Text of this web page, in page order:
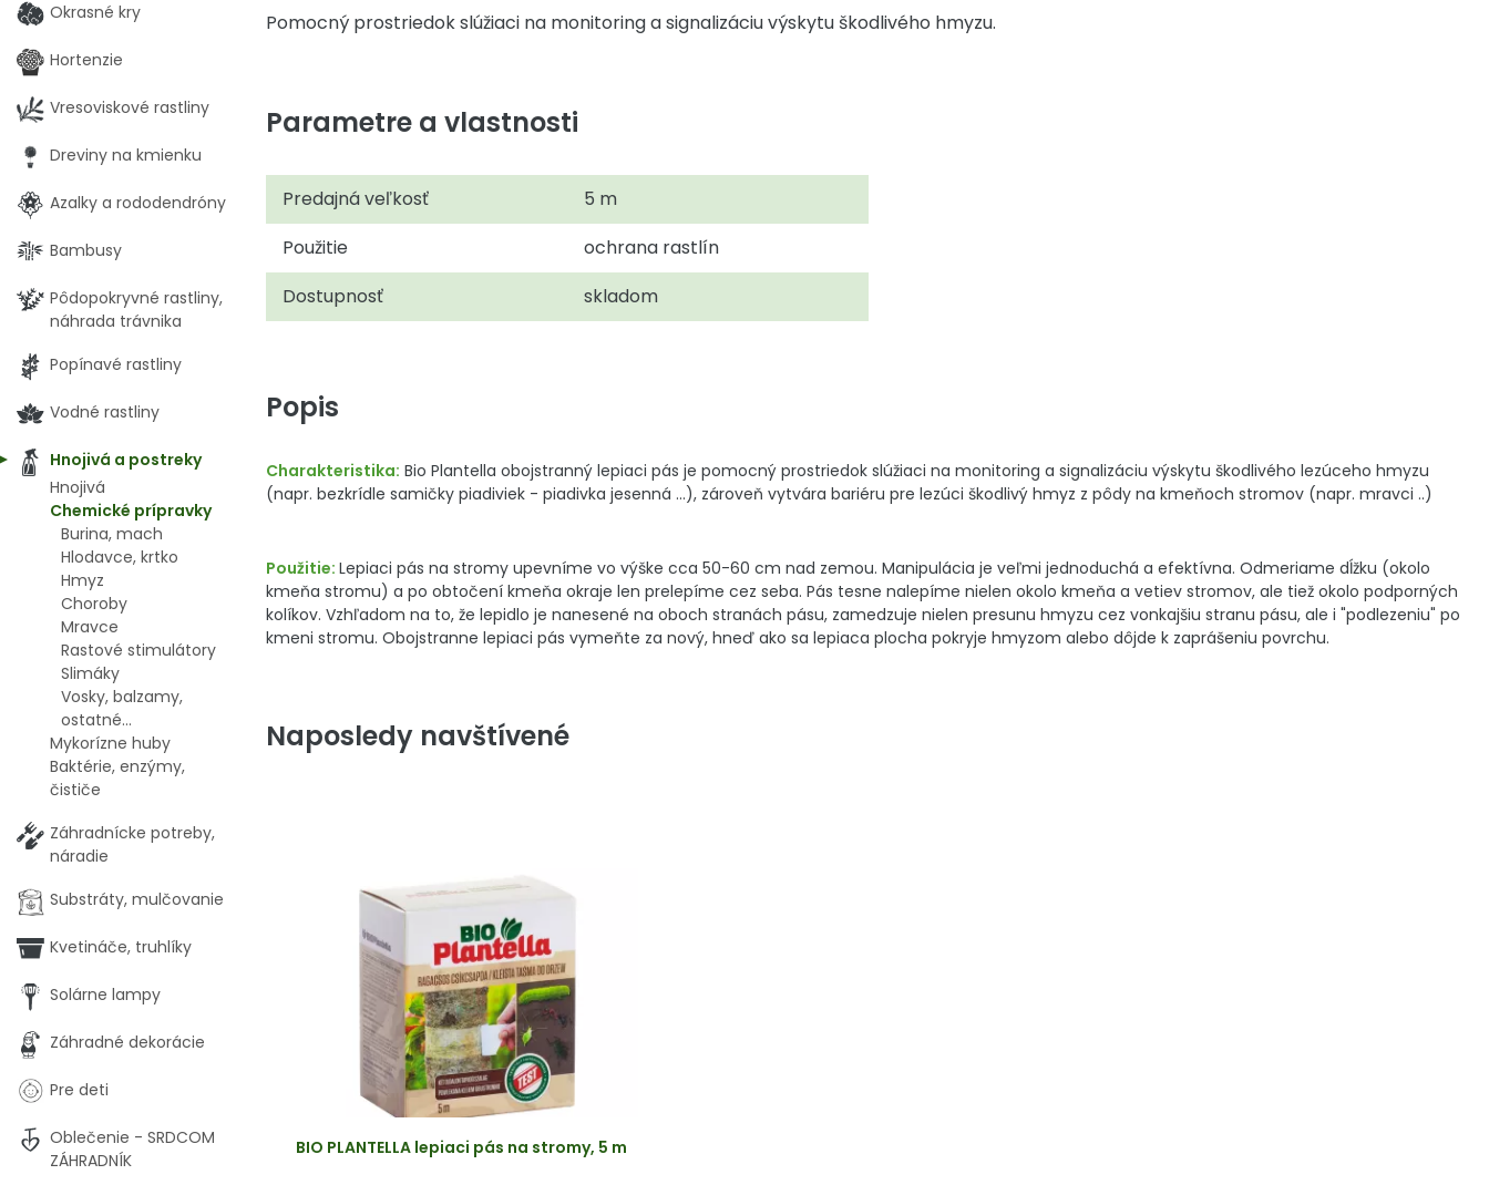
Pomocný prostriedok slúžiaci na monitoring a signalizáciu výskytu škodlivého hmyzu.
Parametre a vlastnosti
Predajná veľkosť
5 m
Použitie
ochrana rastlín
Dostupnosť
skladom
Popis
Charakteristika: Bio Plantella obojstranný lepiaci pás je pomocný prostriedok slúžiaci na monitoring a signalizáciu výskytu škodlivého lezúceho hmyzu
(napr. bezkrídle samičky piadiviek - piadivka jesenná ...), zároveň vytvára bariéru pre lezúci škodlivý hmyz z pôdy na kmeňoch stromov (napr. mravci ..)
Použitie: Lepiaci pás na stromy upevníme vo výške cca 50-60 cm nad zemou. Manipulácia je veľmi jednoduchá a efektívna. Odmeriame dĺžku (okolo
kmeňa stromu) a po obtočení kmeňa okraje len prelepíme cez seba. Pás tesne nalepíme nielen okolo kmeňa a vetiev stromov, ale tiež okolo podporných
kolíkov. Vzhľadom na to, že lepidlo je nanesené na oboch stranách pásu, zamedzuje nielen presunu hmyzu cez vonkajšiu stranu pásu, ale i "podlezeniu" po
kmeni stromu. Obojstranne lepiaci pás vymeňte za nový, hneď ako sa lepiaca plocha pokryje hmyzom alebo dôjde k zaprášeniu povrchu.
Naposledy navštívené
BIO PLANTELLA lepiaci pás na stromy, 5 m
Okrasné kry
Hortenzie
Vresoviskové rastliny
Dreviny na kmienku
Azalky a rododendróny
Bambusy
Pôdopokryvné rastliny,
náhrada trávnika
Popínavé rastliny
Vodné rastliny
Hnojivá a postreky
Hnojivá
Chemické prípravky
Burina, mach
Hlodavce, krtko
Hmyz
Choroby
Mravce
Rastové stimulátory
Slimáky
Vosky, balzamy,
ostatné...
Mykorízne huby
Baktérie, enzýmy,
čističe
Záhradnícke potreby,
náradie
Substráty, mulčovanie
Kvetináče, truhlíky
Solárne lampy
Záhradné dekorácie
Pre deti
Oblečenie - SRDCOM
ZÁHRADNÍK